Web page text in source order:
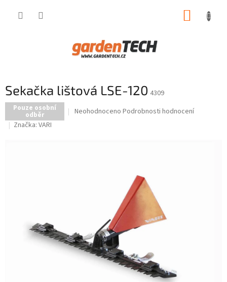
Sekačka lištová LSE-120 4309
Pouze osobní
odběr
Průměrné
Neohodnoceno Podrobnosti hodnocení
Značka: VARI